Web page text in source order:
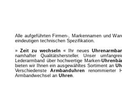
Alle aufgeführten Firmen-, Markennamen und
eindeutigen technischen Spezifikation.
»Zeit zu wechseln « Ihr neues
namhafter Qualitätshersteller. Unser
Lederarmband über hochwertige Marken-
bieten wir Ihnen ein ausgewähltes Sortiment an
Verschiedenste Armbanduhren renommierter
Armbandwechsel an Uhren.